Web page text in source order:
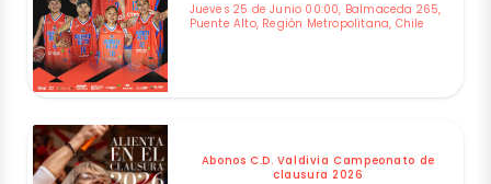
Jueves 25 de Junio 00:00, Balmaceda 265,
Puente Alto, Región Metropolitana, Chile
Abonos C.D. Valdivia Campeonato de
clausura 2026